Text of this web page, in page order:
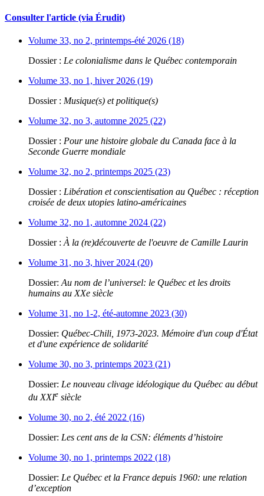
Consulter l'article (via Érudit)
Volume 33, no 2, printemps-été 2026 (18)
Dossier : Le colonialisme dans le Québec contemporain
Volume 33, no 1, hiver 2026 (19)
Dossier : Musique(s) et politique(s)
Volume 32, no 3, automne 2025 (22)
Dossier : Pour une histoire globale du Canada face à la
Seconde Guerre mondiale
Volume 32, no 2, printemps 2025 (23)
Dossier : Libération et conscientisation au Québec : réception
croisée de deux utopies latino-américaines
Volume 32, no 1, automne 2024 (22)
Dossier : À la (re)découverte de l'oeuvre de Camille Laurin
Volume 31, no 3, hiver 2024 (20)
Dossier: Au nom de l’universel: le Québec et les droits
humains au XXe siècle
Volume 31, no 1-2, été-automne 2023 (30)
Dossier: Québec-Chili, 1973-2023. Mémoire d'un coup d'État
et d'une expérience de solidarité
Volume 30, no 3, printemps 2023 (21)
Dossier: Le nouveau clivage idéologique du Québec au début
du XXIe siècle
Volume 30, no 2, été 2022 (16)
Dossier: Les cent ans de la CSN: éléments d’histoire
Volume 30, no 1, printemps 2022 (18)
Dossier: Le Québec et la France depuis 1960: une relation
d’exception